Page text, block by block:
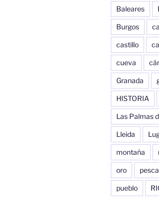
Baleares
Burgos
castillo
cueva
Granada
HISTORIA
Las Palmas
Lleida
montaña
oro pesca
pueblo